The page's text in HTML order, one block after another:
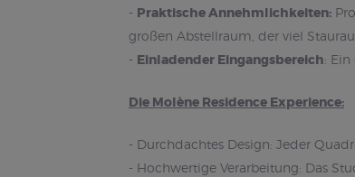
- Praktische Annehmlichkeiten:
großen Abstellraum, der viel
- Einladender Eingangsbereich:
Die Molène Residence Experience:
- Durchdachtes Design: Jeder
- Hochwertige Verarbeitung: Das